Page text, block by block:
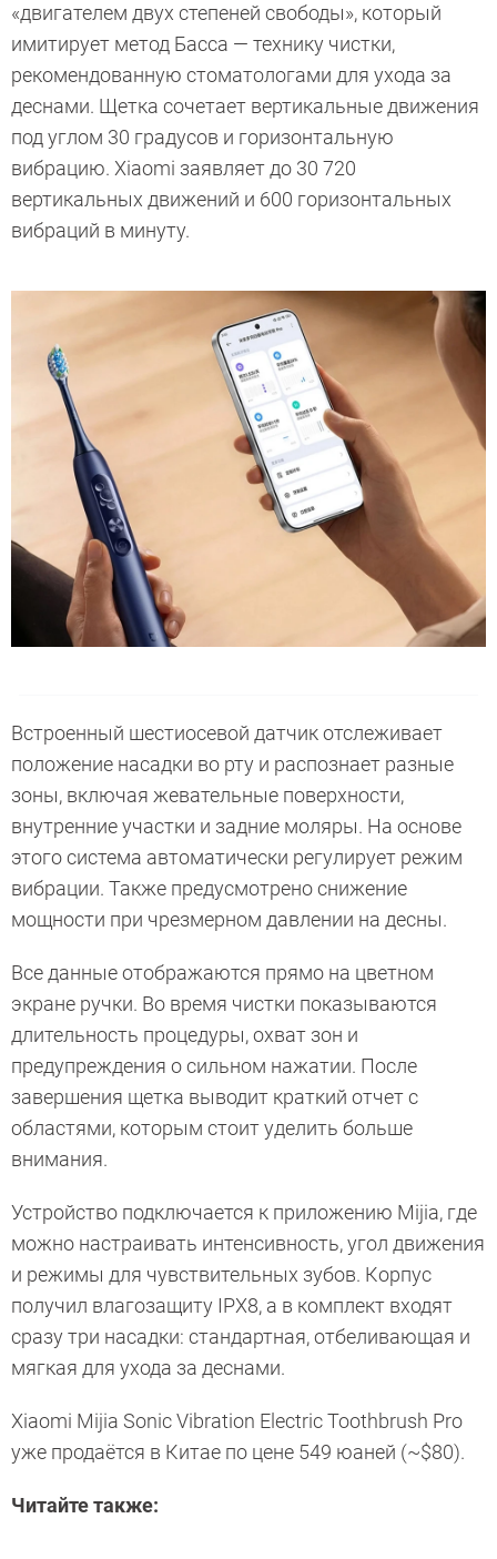
«двигателем двух степеней свободы», который
имитирует метод Басса — технику чистки,
рекомендованную стоматологами для ухода за
деснами. Щетка сочетает вертикальные движения
под углом 30 градусов и горизонтальную
вибрацию. Xiaomi заявляет до 30 720
вертикальных движений и 600 горизонтальных
вибраций в минуту.
Встроенный шестиосевой датчик отслеживает
положение насадки во рту и распознает разные
зоны, включая жевательные поверхности,
внутренние участки и задние моляры. На основе
этого система автоматически регулирует режим
вибрации. Также предусмотрено снижение
мощности при чрезмерном давлении на десны.
Все данные отображаются прямо на цветном
экране ручки. Во время чистки показываются
длительность процедуры, охват зон и
предупреждения о сильном нажатии. После
завершения щетка выводит краткий отчет с
областями, которым стоит уделить больше
внимания.
Устройство подключается к приложению Mijia, где
можно настраивать интенсивность, угол движения
и режимы для чувствительных зубов. Корпус
получил влагозащиту IPX8, а в комплект входят
сразу три насадки: стандартная, отбеливающая и
мягкая для ухода за деснами.
Xiaomi Mijia Sonic Vibration Electric Toothbrush Pro
уже продаётся в Китае по цене 549 юаней (~$80).
Читайте также: